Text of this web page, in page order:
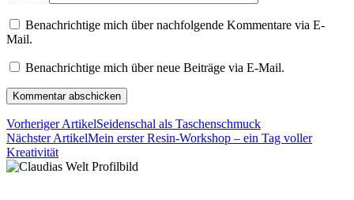
Benachrichtige mich über nachfolgende Kommentare via E-
Mail.
Benachrichtige mich über neue Beiträge via E-Mail.
Vorheriger ArtikelSeidenschal als Taschenschmuck
Nächster ArtikelMein erster Resin-Workshop – ein Tag voller
Kreativität